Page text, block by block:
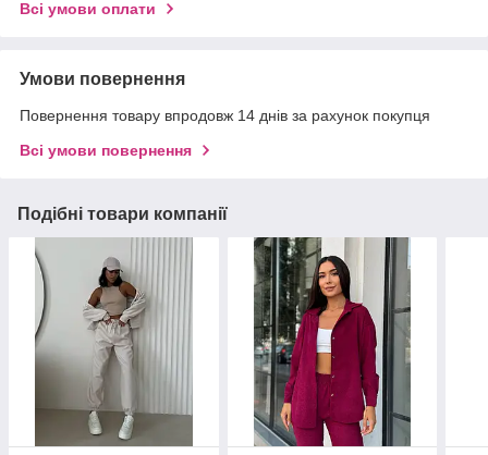
Всі умови оплати
Умови повернення
Повернення товару впродовж 14 днів за рахунок покупця
Всі умови повернення
Подібні товари компанії